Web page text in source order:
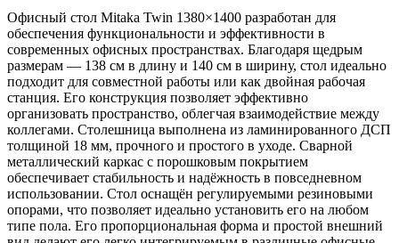
Офисный стол Mitaka Twin 1380×1400 разработан для
обеспечения функциональности и эффективности в
современных офисных пространствах. Благодаря щедрым
размерам — 138 см в длину и 140 см в ширину, стол идеально
подходит для совместной работы или как двойная рабочая
станция. Его конструкция позволяет эффективно
организовать пространство, облегчая взаимодействие между
коллегами. Столешница выполнена из ламинированного ДСП
толщиной 18 мм, прочного и простого в уходе. Сварной
металлический каркас с порошковым покрытием
обеспечивает стабильность и надёжность в повседневном
использовании. Стол оснащён регулируемыми резиновыми
опорами, что позволяет идеально установить его на любом
типе пола. Его пропорциональная форма и простой внешний